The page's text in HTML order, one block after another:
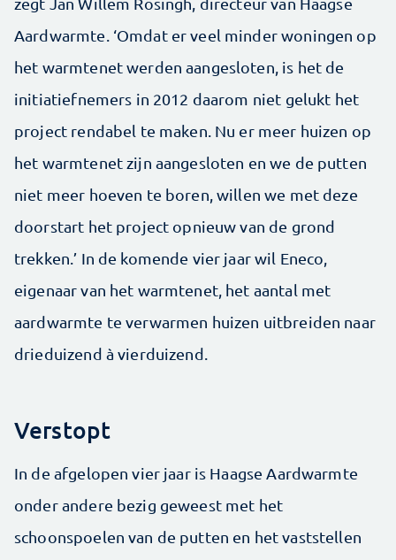
Aardwarmte. ‘Omdat er veel minder woningen op
het warmtenet werden aangesloten, is het de
initiatiefnemers in 2012 daarom niet gelukt het
project rendabel te maken. Nu er meer huizen op
het warmtenet zijn aangesloten en we de putten
niet meer hoeven te boren, willen we met deze
doorstart het project opnieuw van de grond
trekken.’ In de komende vier jaar wil Eneco,
eigenaar van het warmtenet, het aantal met
aardwarmte te verwarmen huizen uitbreiden naar
drieduizend à vierduizend.
Verstopt
In de afgelopen vier jaar is Haagse Aardwarmte
onder andere bezig geweest met het
schoonspoelen van de putten en het vaststellen